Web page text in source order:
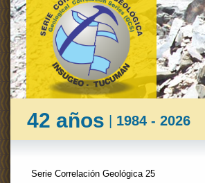
42 años | 1984 - 2026
Serie Correlación Geológica 25